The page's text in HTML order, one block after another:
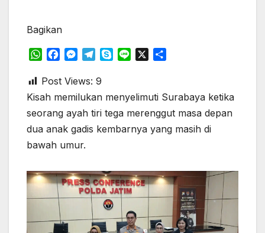
Bagikan
W
a
t
A
p
p
c
e
o
o
k
M
s
s
n
g
e
T
l
e
g
r
a
S
p
e
r
Post Views: 9
Kisah memilukan menyelimuti Surabaya ketika
seorang ayah tiri tega merenggut masa depan
dua anak gadis kembarnya yang masih di
bawah umur.